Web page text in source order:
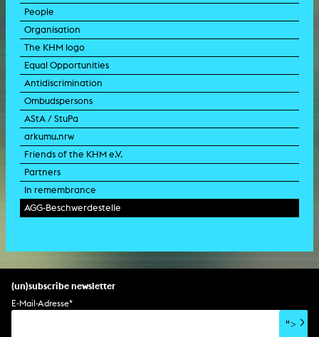
People
Organisation
The KHM logo
Equal Opportunities
Antidiscrimination
Ombudspersons
AStA / StuPa
arkumu.nrw
Friends of the KHM e.V.
Partners
In remembrance
AGG-Beschwerdestelle
(un)subscribe newsletter
E-Mail-Adresse*
">